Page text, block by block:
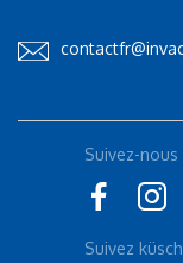
Suivez-
Suivez